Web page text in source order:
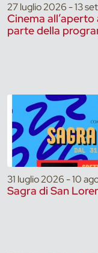
27 luglio 2026 - 13
Cinema
parte della
31 luglio 2026 - 10
Sagra di San